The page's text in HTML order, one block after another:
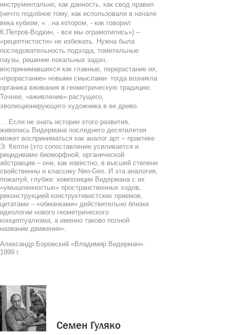
инструментально, как данность, как свод правил
(нечто подобное тому, как использовали в начале
века кубизм, «…на котором, - как говорил
К.Петров-Водкин, - все мы ограмотились») –
«рецептистости» не избежать. Нужна была
последовательность подхода, томительные
паузы, решение локальных задач,
воспринимавшихся как главные, перерастание их,
«прорастание» новыми смыслами- тогда возникла
органика вживания в геометрическую традицию.
Точнее, «вживление» растущего,
эволюционирующего художника в ее древо.
… Если не знать истории этого развития,
живопись Видермана последнего десятилетия
может восприниматься как аналог арт – практике
Э. Келли (это сопоставление усиливается и
рецидивами биоморфной, органической
абстракции – они, как известно, в высшей степени
свойственны и классику Neo-Geo. И эта аналогия,
пожалуй, глубже: композиции Видермана с их
«умышленностью» пространственных ходов,
реконструкцией конструктивистских приемов,
цитатами – «обманками» действительно близки
идеологии нового геометрического
концептуализма, а именно таково полной
название движения».
Александр Боровский «Владимир Видерман».
1999 г.
Семен Гуляко